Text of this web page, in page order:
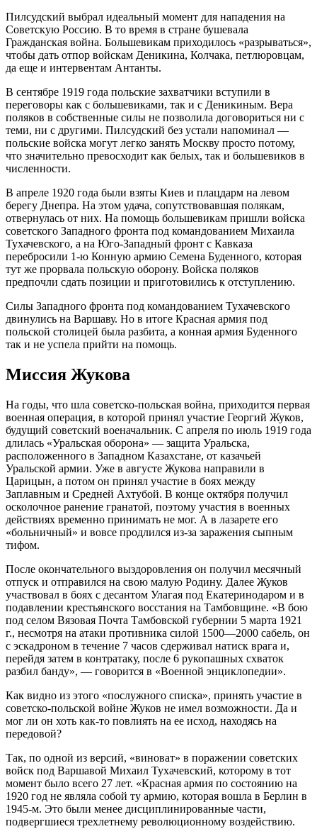
Пилсудский выбрал идеальный момент для нападения на
Советскую Россию. В то время в стране бушевала
Гражданская война. Большевикам приходилось «разрываться»,
чтобы дать отпор войскам Деникина, Колчака, петлюровцам,
да еще и интервентам Антанты.
В сентябре 1919 года польские захватчики вступили в
переговоры как с большевиками, так и с Деникиным. Вера
поляков в собственные силы не позволила договориться ни с
теми, ни с другими. Пилсудский без устали напоминал —
польские войска могут легко занять Москву просто потому,
что значительно превосходит как белых, так и большевиков в
численности.
В апреле 1920 года были взяты Киев и плацдарм на левом
берегу Днепра. На этом удача, сопутствовавшая полякам,
отвернулась от них. На помощь большевикам пришли войска
советского Западного фронта под командованием Михаила
Тухачевского, а на Юго-Западный фронт с Кавказа
перебросили 1-ю Конную армию Семена Буденного, которая
тут же прорвала польскую оборону. Войска поляков
предпочли сдать позиции и приготовились к отступлению.
Силы Западного фронта под командованием Тухачевского
двинулись на Варшаву. Но в итоге Красная армия под
польской столицей была разбита, а конная армия Буденного
так и не успела прийти на помощь.
Миссия Жукова
На годы, что шла советско-польская война, приходится первая
военная операция, в которой принял участие Георгий Жуков,
будущий советский военачальник. С апреля по июль 1919 года
длилась «Уральская оборона» — защита Уральска,
расположенного в Западном Казахстане, от казачьей
Уральской армии. Уже в августе Жукова направили в
Царицын, а потом он принял участие в боях между
Заплавным и Средней Ахтубой. В конце октября получил
осколочное ранение гранатой, поэтому участия в военных
действиях временно принимать не мог. А в лазарете его
«больничный» и вовсе продлился из-за заражения сыпным
тифом.
После окончательного выздоровления он получил месячный
отпуск и отправился на свою малую Родину. Далее Жуков
участвовал в боях с десантом Улагая под Екатеринодаром и в
подавлении крестьянского восстания на Тамбовщине. «В бою
под селом Вязовая Почта Тамбовской губернии 5 марта 1921
г., несмотря на атаки противника силой 1500—2000 сабель, он
с эскадроном в течение 7 часов сдерживал натиск врага и,
перейдя затем в контратаку, после 6 рукопашных схваток
разбил банду», — говорится в «Военной энциклопедии».
Как видно из этого «послужного списка», принять участие в
советско-польской войне Жуков не имел возможности. Да и
мог ли он хоть как-то повлиять на ее исход, находясь на
передовой?
Так, по одной из версий, «виноват» в поражении советских
войск под Варшавой Михаил Тухачевский, которому в тот
момент было всего 27 лет. «Красная армия по состоянию на
1920 год не являла собой ту армию, которая вошла в Берлин в
1945-м. Это были менее дисциплинированные части,
подвергшиеся трехлетнему революционному воздействию.